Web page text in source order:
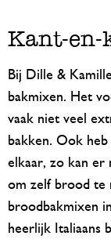
Kant-en-
Bij Dille &
bakmixen. Het
vaak niet veel
bakken. Ook
elkaar, zo kan er
om zelf brood te
broodbakmixen
heerlijk Italiaans